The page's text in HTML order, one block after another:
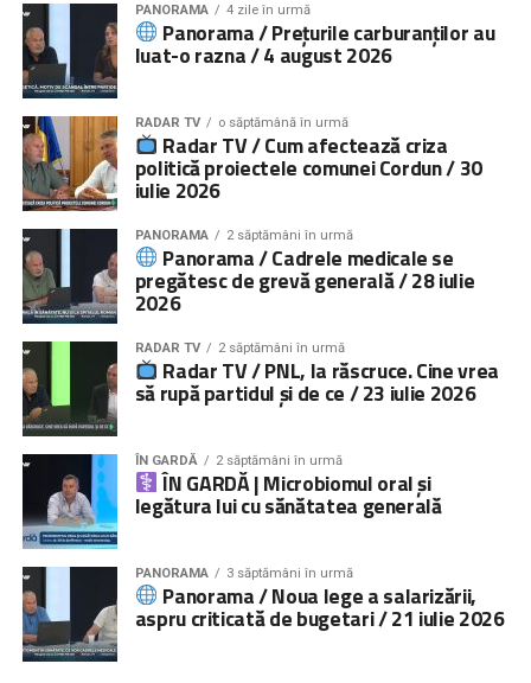
PANORAMA 4 zile în urmă
Panorama / Prețurile carburanților au
luat-o razna / 4 august 2026
RADAR TV o săptămână în urmă
Radar TV / Cum afectează criza
politică proiectele comunei Cordun / 30
iulie 2026
PANORAMA 2 săptămâni în urmă
Panorama / Cadrele medicale se
pregătesc de grevă generală / 28 iulie
2026
RADAR TV 2 săptămâni în urmă
Radar TV / PNL, la răscruce. Cine vrea
să rupă partidul și de ce / 23 iulie 2026
ÎN GARDĂ 2 săptămâni în urmă
ÎN GARDĂ | Microbiomul oral și
legătura lui cu sănătatea generală
PANORAMA 3 săptămâni în urmă
Panorama / Noua lege a salarizării,
aspru criticată de bugetari / 21 iulie 2026